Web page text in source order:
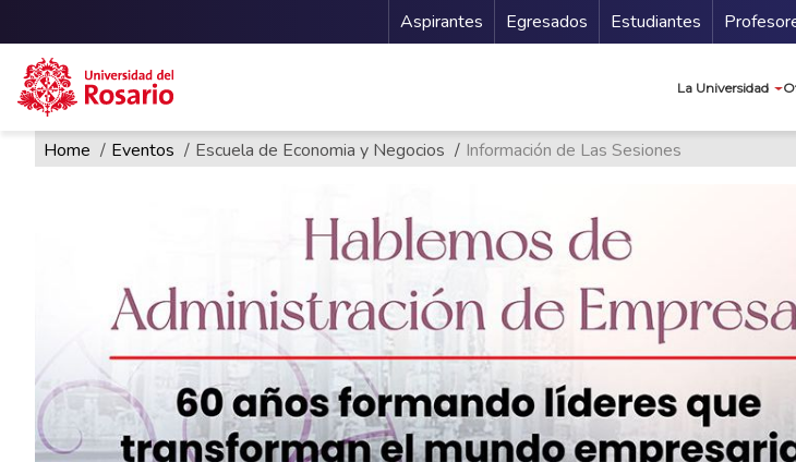
Pasar al contenido principal
Menu Secundario
Aspirantes Egresados Estudiantes
La Universidad
Ruta de navegación
Home Eventos Escuela de Economia y Negocios Información de Las Sesiones